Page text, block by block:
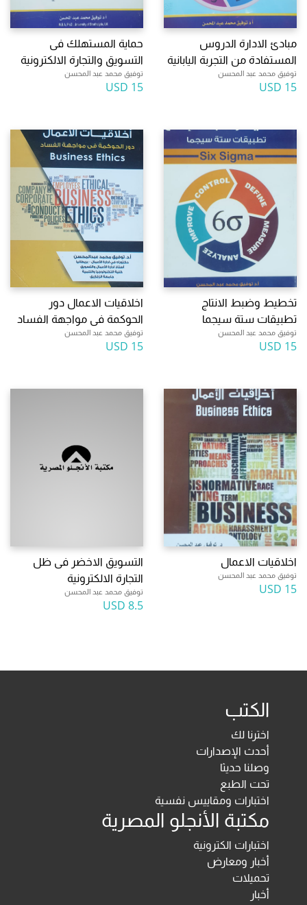
مبادئ الادارة الدروس
المستفادة من التجربة اليابانية
توفيق محمد عبد المحسن
15 USD
حماية المستهلك فى
التسويق والتجارة الالكترونية
توفيق محمد عبد المحسن
15 USD
تخطيط وضبط الانتاج
تطبيقات ستة سيجما
توفيق محمد عبد المحسن
15 USD
اخلاقيات الاعمال دور
الحوكمة فى مواجهة الفساد
توفيق محمد عبد المحسن
15 USD
اخلاقيات الاعمال
توفيق محمد عبد المحسن
15 USD
التسويق الاخضر فى ظل
التجارة الالكترونية
توفيق محمد عبد المحسن
8.5 USD
الكتب
اخترنا لك
أحدث الإصدارات
وصلنا حديثا
تحت الطبع
اختبارات ومقاييس نفسية
مكتبة الأنجلو المصرية
اختبارات الكترونية
أخبار ومعارض
تحميلات
أخبار